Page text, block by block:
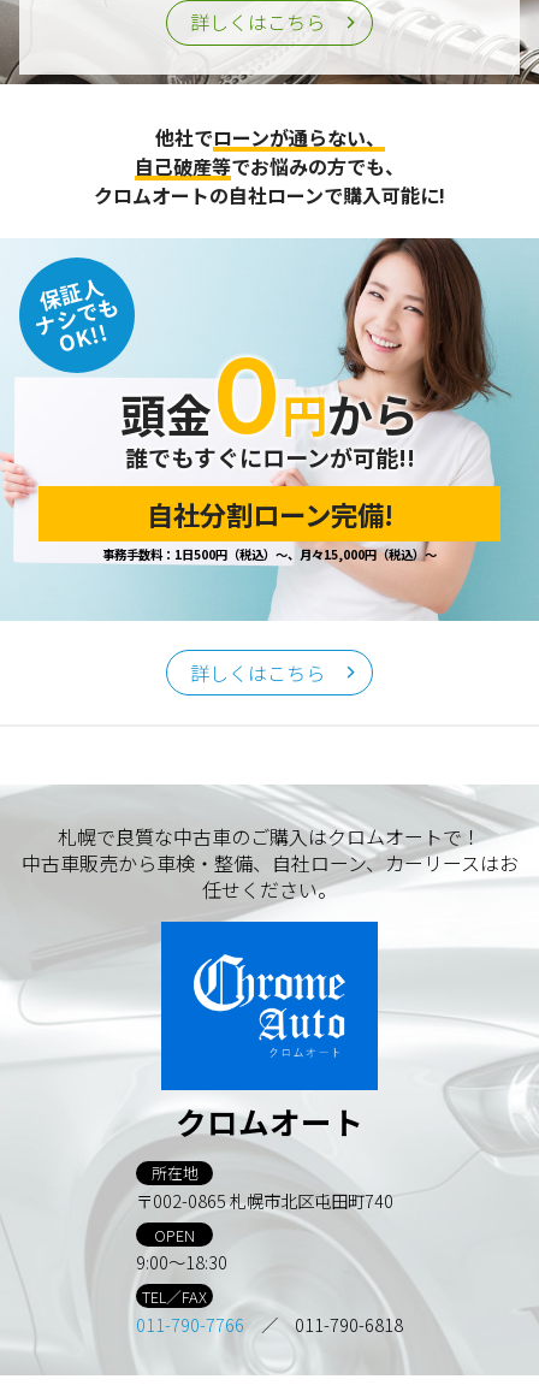
詳しくはこちら
他社でローンが通らない、
自己破産等でお悩みの方でも、
クロムオートの自社ローンで購入可能に!
保証人
ナシでも
OK!!
頭金０円から
誰でもすぐにローンが可能!!
自社分割ローン完備!
事務手数料：1日500円（税込）～、月々15,000円（税込）～
詳しくはこちら
札幌で良質な中古車のご購入はクロムオートで！
中古車販売から車検・整備、自社ローン、カーリースはお
任せください。
クロムオート
所在地
〒002-0865 札幌市北区屯田町740
OPEN
9:00～18:30
TEL／FAX
011-790-7766 ／ 011-790-6818